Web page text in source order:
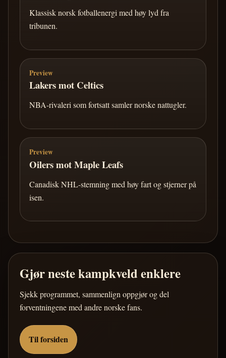
Klassisk norsk fotballenergi med høy lyd fra
tribunen.
Preview
Lakers mot Celtics
NBA-rivaleri som fortsatt samler norske nattugler.
Preview
Oilers mot Maple Leafs
Canadisk NHL-stemning med høy fart og stjerner på
isen.
Gjør neste kampkveld enklere
Sjekk programmet, sammenlign oppgjør og del
forventningene med andre norske fans.
Til forsiden